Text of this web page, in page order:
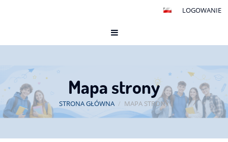
LOGOWANIE
Mapa strony
STRONA GŁÓWNA / MAPA STRONY